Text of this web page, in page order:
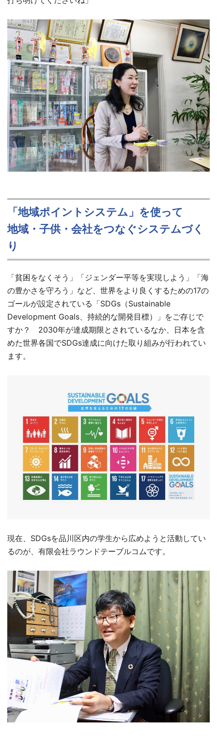
「地域ポイントシステム」を使って
地域・子供・会社をつなぐシステムづく
り
「貧困をなくそう」「ジェンダー平等を実現しよう」「海
の豊かさを守ろう」など、世界をより良くするための17の
ゴールが設定されている「SDGs（Sustainable
Development Goals、持続的な開発目標）」をご存じで
すか？ 2030年が達成期限とされているなか、日本を含
めた世界各国でSDGs達成に向けた取り組みが行われてい
ます。
現在、SDGsを品川区内の学生から広めようと活動してい
るのが、有限会社ラウンドテーブルコムです。